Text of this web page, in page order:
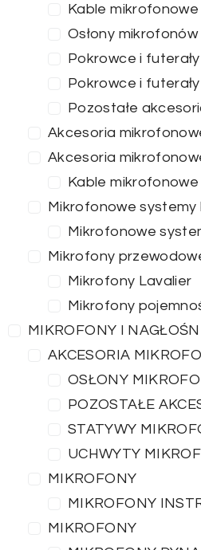
Kable mikrofonowe
Osłony mikrofonów
Pokrowce i
Pokrowce i
Pozostałe
Akcesoria
Akcesoria
Kable mikrofonowe
Mikrofonowe
Mikrofonowe
Mikrofony
Mikrofony Lavalier
Mikrofony
MIKROFONY I
AKCESORIA
OSŁONY
POZOSTAŁE
STATYWY
UCHWYTY
MIKROFONY
MIKROFONY
MIKROFONY